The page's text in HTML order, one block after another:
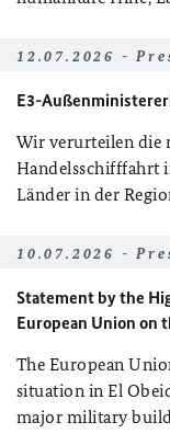
12.07.2026 -
E3-
Wir verurteilen die
Handelsschifffahrt
Länder in der
10.07.2026 -
Statement by the
European Union on
The European
situation in El
major military